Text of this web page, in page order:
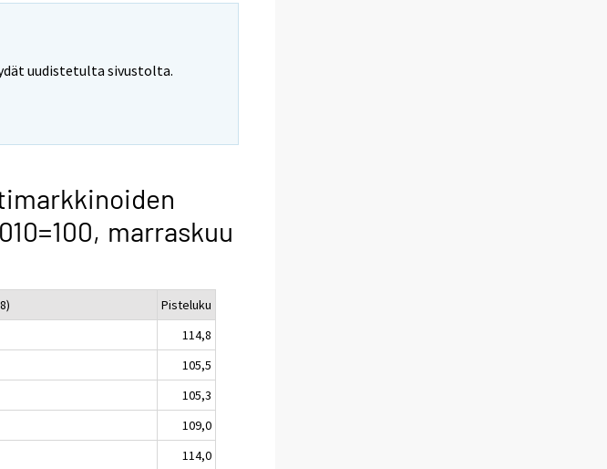
uudistetulta sivustolta.
marraskuu
Pisteluku
114,8
105,5
105,3
109,0
114,0